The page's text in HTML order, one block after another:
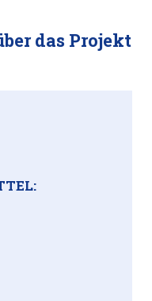
das Projekt